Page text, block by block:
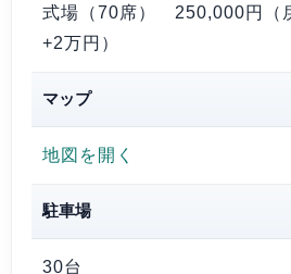
式場（70席） 250,000円（
+2万円）
マップ
地図を開く
駐車場
30台